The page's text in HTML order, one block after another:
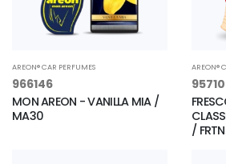
AREON® CAR PERFUMES
966146
MON AREON - VANILLA MIA /
MA30
AREON®
/